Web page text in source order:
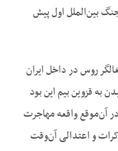
بین‌‌الملل اول پیش
روس در داخل ایران
به قزوین بیم این بود
آن‌‌موقع واقعه مهاجرت
و اعتدالی آن‌‌وقت